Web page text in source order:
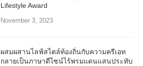
Lifestyle Award
November 3, 2023
ผสมผสานไลฟ์สไตล์ท้องถิ่นกับความครีเอท
กลายเป็นภาษาดีไซน์ไร้พรมแดนแสนประทับ